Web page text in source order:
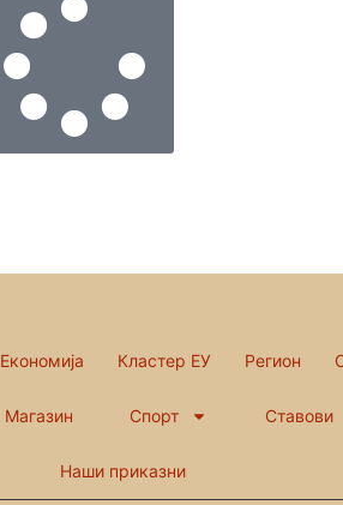
Економија Кластер ЕУ Регион
Магазин Спорт Ставови
Наши приказни